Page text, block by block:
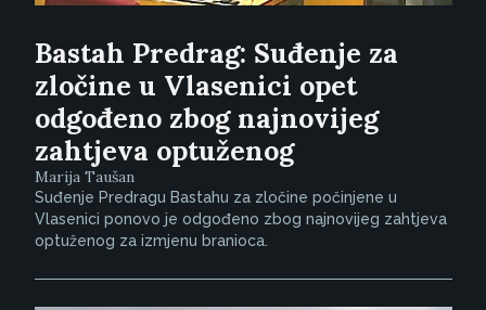
Bastah Predrag: Suđenje za
zločine u Vlasenici opet
odgođeno zbog najnovijeg
zahtjeva optuženog
Marija Taušan
Suđenje Predragu Bastahu za zločine počinjene u
Vlasenici ponovo je odgođeno zbog najnovijeg zahtjeva
optuženog za izmjenu branioca.